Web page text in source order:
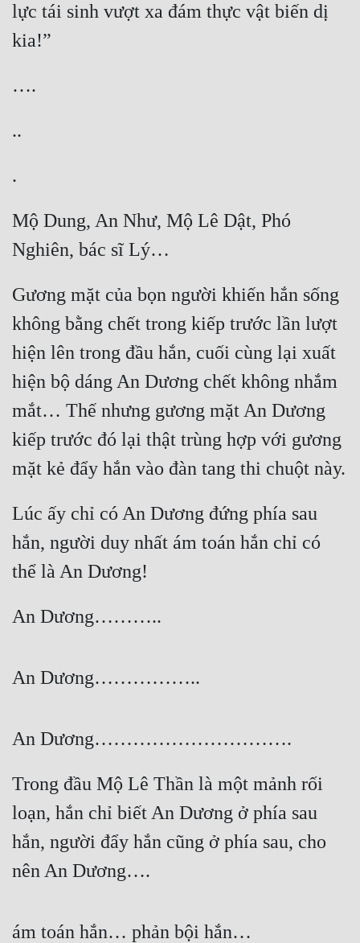
lực tái sinh vượt xa đám thực vật biến dị
kia!”
….
..
.
Mộ Dung, An Như, Mộ Lê Dật, Phó
Nghiên, bác sĩ Lý…
Gương mặt của bọn người khiến hắn sống
không bằng chết trong kiếp trước lần lượt
hiện lên trong đầu hắn, cuối cùng lại xuất
hiện bộ dáng An Dương chết không nhắm
mắt… Thế nhưng gương mặt An Dương
kiếp trước đó lại thật trùng hợp với gương
mặt kẻ đẩy hắn vào đàn tang thi chuột này.
Lúc ấy chỉ có An Dương đứng phía sau
hắn, người duy nhất ám toán hắn chỉ có
thể là An Dương!
An Dương………..
An Dương……………..
An Dương………………………….
Trong đầu Mộ Lê Thần là một mảnh rối
loạn, hắn chỉ biết An Dương ở phía sau
hắn, người đẩy hắn cũng ở phía sau, cho
nên An Dương….
ám toán hắn… phản bội hắn…